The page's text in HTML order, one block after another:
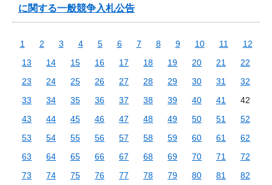
に関する一般競争入札公告
1 2 3 4 5 6 7 8 9 10 11
12
13
14 15 16 17 18 19 20 21
22
23
24 25 26 27 28 29 30 31
32
33
34 35 36 37 38 39 40 41
42
43
44 45 46 47 48 49 50 51
52
53
54 55 56 57 58 59 60 61
62
63
64 65 66 67 68 69 70 71
72
73
74 75 76 77 78 79 80 81
82